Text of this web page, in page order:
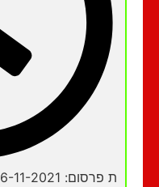
ת פרסום: 16-11-2021